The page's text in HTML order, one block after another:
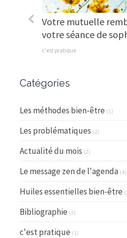
Votre mutuelle
votre séance de
c'est pratique
Catégories
Les méthodes bien-être (1)
Les problématiques (2)
Actualité du mois (2)
Le message zen de l'agenda (4)
Huiles essentielles bien-être
Bibliographie (3)
c'est pratique (1)